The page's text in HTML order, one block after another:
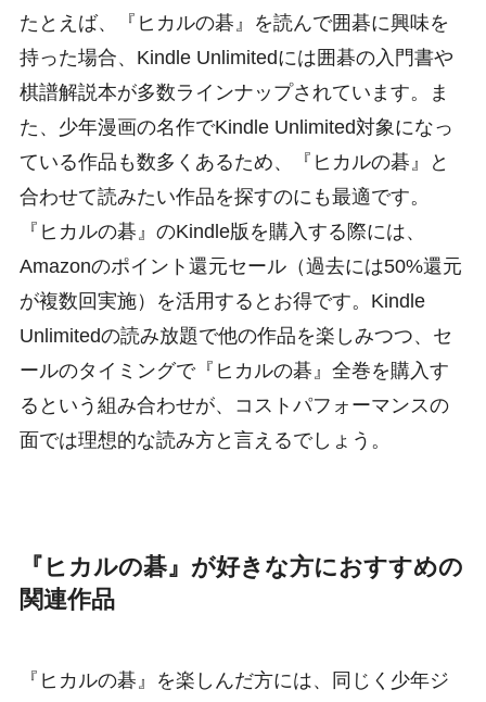
たとえば、『ヒカルの碁』を読んで囲碁に興味を
持った場合、Kindle Unlimitedには囲碁の入門書や
棋譜解説本が多数ラインナップされています。ま
た、少年漫画の名作でKindle Unlimited対象になっ
ている作品も数多くあるため、『ヒカルの碁』と
合わせて読みたい作品を探すのにも最適です。
『ヒカルの碁』のKindle版を購入する際には、
Amazonのポイント還元セール（過去には50%還元
が複数回実施）を活用するとお得です。Kindle
Unlimitedの読み放題で他の作品を楽しみつつ、セ
ールのタイミングで『ヒカルの碁』全巻を購入す
るという組み合わせが、コストパフォーマンスの
面では理想的な読み方と言えるでしょう。
『ヒカルの碁』が好きな方におすすめの
関連作品
『ヒカルの碁』を楽しんだ方には、同じく少年ジ